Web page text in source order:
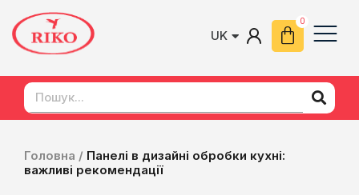
UK
EN
Головна / Панелі в дизайні обробки кухні:
важливі рекомендації